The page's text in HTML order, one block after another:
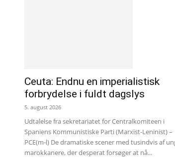
Ceuta: Endnu en imperialistisk
forbrydelse i fuldt dagslys
5. august 2026
Udtalelse fra sekretariatet for Centralkomiteen i
Spaniens Kommunistiske Parti (Marxist-Leninist) –
PCE(m-l) De dramatiske scener med tusindvis af
marokkanere, der desperat forsøger at nå...